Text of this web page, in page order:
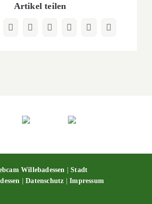
Artikel teilen
RedditLinkedInWhatsApp
Pinterest
Vk
E-
Willebadessen |Stadt
|Datenschutz |Impressum